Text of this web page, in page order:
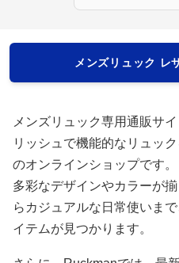
メンズリュック レ
メンズリュック専用通販サ
リッシュで機能的なリュッ
のオンラインショップです。
多彩なデザインやカラーが
らカジュアルな日常使いま
イテムが見つかります。